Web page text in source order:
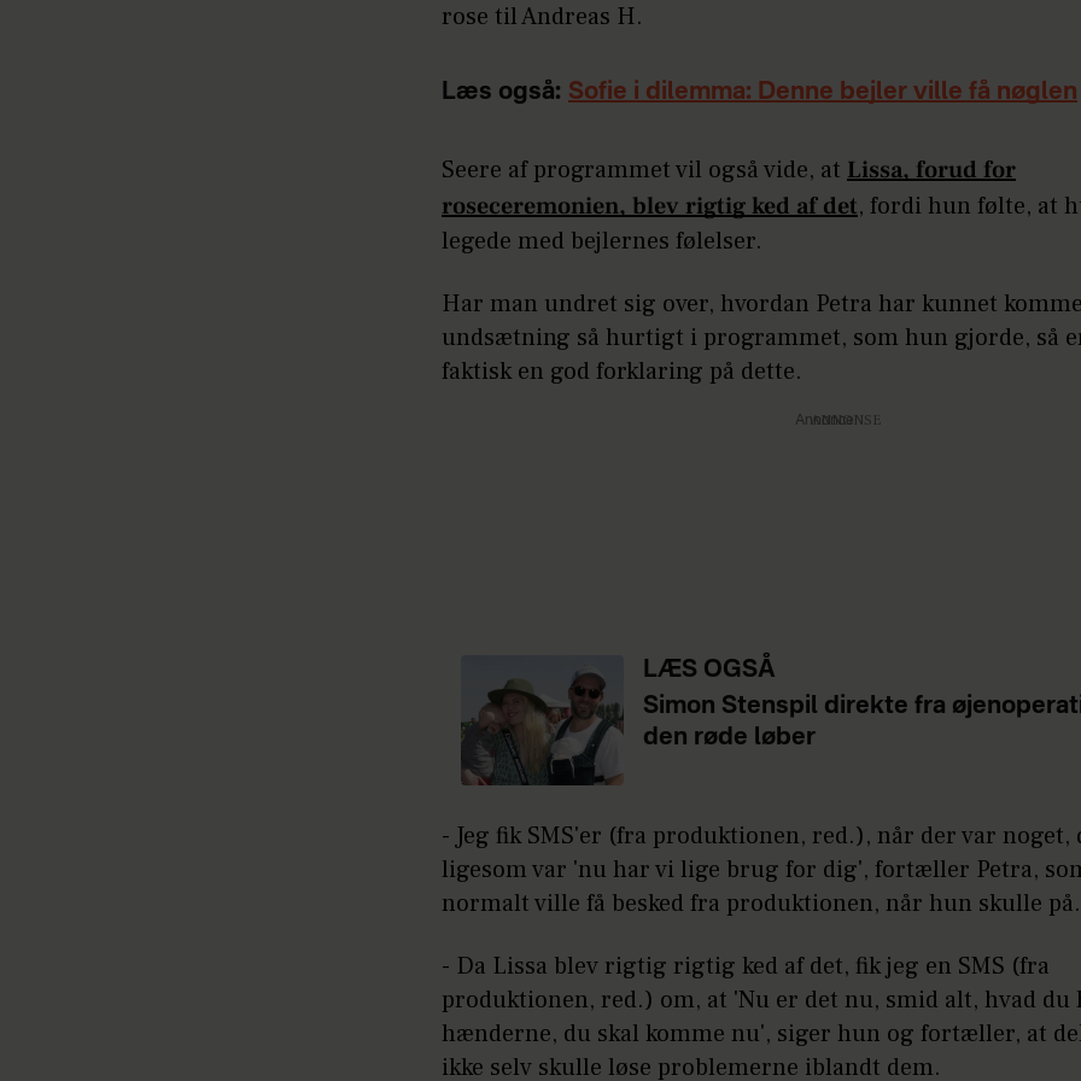
rose til Andreas H.
Læs også: Sofie i dilemma: Denne bejler ville få nøglen
Seere af programmet vil også vide, at Lissa, forud for
roseceremonien, blev rigtig ked af det, fordi hun følte, at
legede med bejlernes følelser.
Har man undret sig over, hvordan Petra har kunnet
undsætning så hurtigt i programmet, som hun gjorde, så
faktisk en god forklaring på dette.
Annonce
LÆS OGSÅ
Simon Stenspil direkte fra
den røde løber
- Jeg fik SMS'er (fra produktionen, red.), når der var noget,
ligesom var 'nu har vi lige brug for dig', fortæller Petra,
normalt ville få besked fra produktionen, når hun skulle på.
- Da Lissa blev rigtig rigtig ked af det, fik jeg en SMS (fra
produktionen, red.) om, at 'Nu er det nu, smid alt, hvad du
hænderne, du skal komme nu', siger hun og fortæller, at
ikke selv skulle løse problemerne iblandt dem.